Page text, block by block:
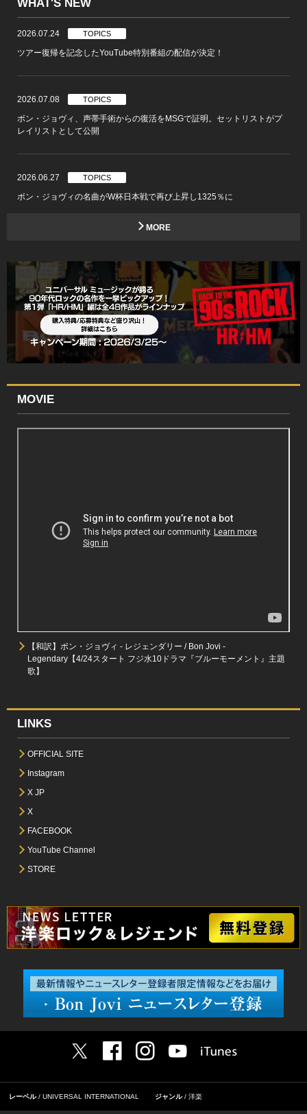
WHAT'S NEW
2026.07.24 TOPICS
ツアー復帰を記念したYouTube特別番組の配信が決定！
2026.07.08 TOPICS
ボン・ジョヴィ、声帯手術からの復活をMSGで証明。セットリストがプ
レイリストとして公開
2026.06.27 TOPICS
ボン・ジョヴィの名曲がW杯日本戦で再び上昇し1325％に
MORE
MOVIE
【和訳】ボン・ジョヴィ - レジェンダリー / Bon Jovi -
Legendary【4/24スタート フジ水10ドラマ『ブルーモーメント』主題
歌】
LINKS
OFFICIAL SITE
Instagram
X JP
X
FACEBOOK
YouTube Channel
STORE
レーベル UNIVERSAL INTERNATIONAL ジャンル 洋楽